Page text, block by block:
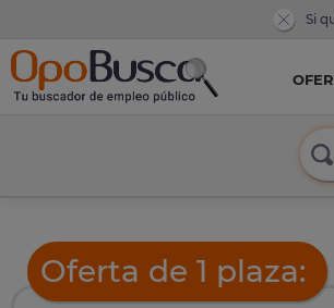
Si
Oferta de 1 plaza: